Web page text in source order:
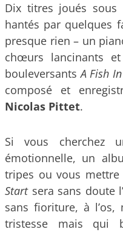
Dix titres joués
hantés par quelques
presque rien – un
chœurs lancinants
bouleversantsA Fish
composé et
Nicolas Pittet.
Si vous cherchez
émotionnelle, un
tripes ou vous mettre
Startsera sans doute
sans fioriture, à
tristesse mais qui